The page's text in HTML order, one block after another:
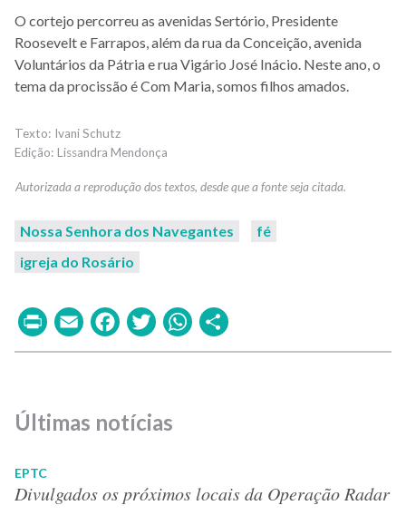
O cortejo percorreu as avenidas Sertório, Presidente
Roosevelt e Farrapos, além da rua da Conceição, avenida
Voluntários da Pátria e rua Vigário José Inácio. Neste ano, o
tema da procissão é Com Maria, somos filhos amados.
Ivani Schutz
Lissandra Mendonça
Nossa Senhora dos Navegantes
fé
igreja do Rosário
PrintEmailFacebook
TwitterWhatsApp
Últimas notícias
EPTC
Divulgados os próximos locais da Operação Radar